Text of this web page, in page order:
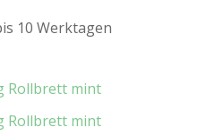
10 Werktagen